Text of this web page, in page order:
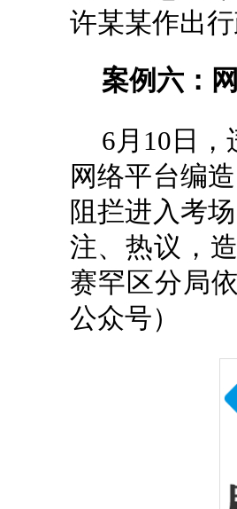
许某某作出
案例六：
6月10日
网络平台编
阻拦进入考
注、热议，
赛罕区分局
公众号）